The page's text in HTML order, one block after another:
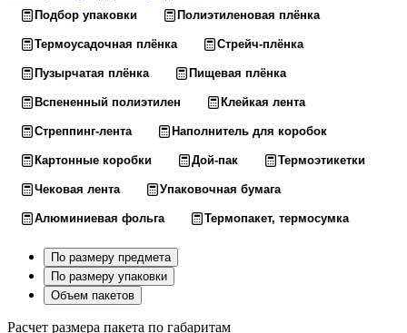
Подбор упаковки Полиэтиленовая плёнка
Термоусадочная плёнка Стрейч-плёнка
Пузырчатая плёнка Пищевая плёнка
Вспененный полиэтилен Клейкая лента
Стреппинг-лента Наполнитель для коробок
Картонные коробки Дой-пак Термоэтикетки
Чековая лента Упаковочная бумага
Алюминиевая фольга Термопакет, термосумка
По размеру предмета
По размеру упаковки
Объем пакетов
Расчет размера пакета по габаритам